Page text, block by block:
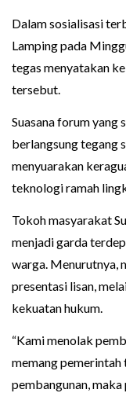
Dalam sosialisasi
Lamping pada
tegas menyatakan
tersebut.
Suasana forum yang
berlangsung tegang
menyuarakan
teknologi ramah
Tokoh masyarakat
menjadi garda
warga. Menurutnya,
presentasi lisan,
kekuatan hukum.
“Kami menolak
memang
pembangunan,